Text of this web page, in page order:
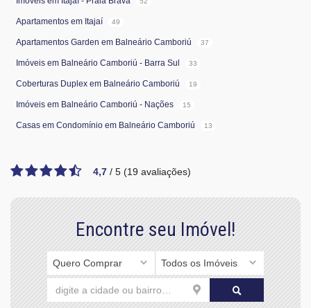
Apartamentos em Itajaí 49
Apartamentos Garden em Balneário Camboriú 37
Imóveis em Balneário Camboriú - Barra Sul 33
Coberturas Duplex em Balneário Camboriú 19
Imóveis em Balneário Camboriú - Nações 15
Casas em Condomínio em Balneário Camboriú 13
4,7 / 5 (19 avaliações)
Encontre seu Imóvel!
Quero Comprar Todos os Imóveis